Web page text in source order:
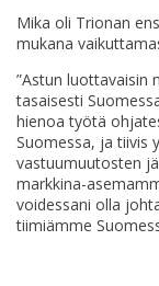
Mika oli Trionan
mukana
”Astun luottavaisin
tasaisesti
hienoa työtä
Suomessa, ja tiivis
vastuumuutosten
markkina-
voidessani olla
tiimiämme